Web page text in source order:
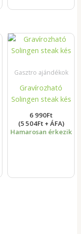
Gasztro ajándékok
Gravírozható
Solingen steak kés
6 990Ft
(5 504Ft + ÁFA)
Hamarosan érkezik